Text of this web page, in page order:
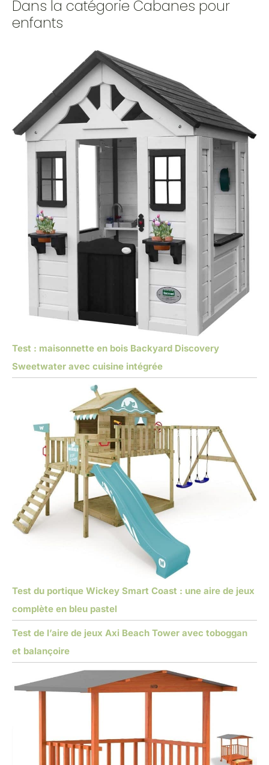
Dans la catégorie Cabanes pour
enfants
Test : maisonnette en bois Backyard Discovery
Sweetwater avec cuisine intégrée
Test du portique Wickey Smart Coast : une aire de jeux
complète en bleu pastel
Test de l’aire de jeux Axi Beach Tower avec toboggan
et balançoire